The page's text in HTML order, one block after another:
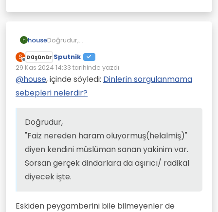
H houseDoğrudur,
diyen kendini müslüman sanan yakinim var.
Sorsan gerçek dindarlara da aşırıcı/ radikal
diyecek işte.
S
Çevrimdışı
Düşünür Sputnik
29 Kas 2024 14:33 tarihinde yazdı
Son düzenleyen:
@house, içinde söyledi: Dinlerin sorgulanmama
sebepleri nelerdir?
Doğrudur,
"Faiz nereden haram oluyormuş(helalmiş)"
diyen kendini müslüman sanan yakinim var.
Sorsan gerçek dindarlara da aşırıcı/ radikal
diyecek işte.
Eskiden peygamberini bile bilmeyenler de